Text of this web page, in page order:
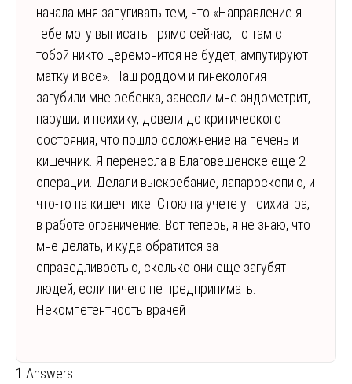
начала мня запугивать тем, что «Направление я
тебе могу выписать прямо сейчас, но там с
тобой никто церемонится не будет, ампутируют
матку и все». Наш роддом и гинекология
загубили мне ребенка, занесли мне эндометрит,
нарушили психику, довели до критического
состояния, что пошло осложнение на печень и
кишечник. Я перенесла в Благовещенске еще 2
операции. Делали выскребание, лапароскопию, и
что-то на кишечнике. Стою на учете у психиатра,
в работе ограничение. Вот теперь, я не знаю, что
мне делать, и куда обратится за
справедливостью, сколько они еще загубят
людей, если ничего не предпринимать.
Некомпетентность врачей
1 Answers